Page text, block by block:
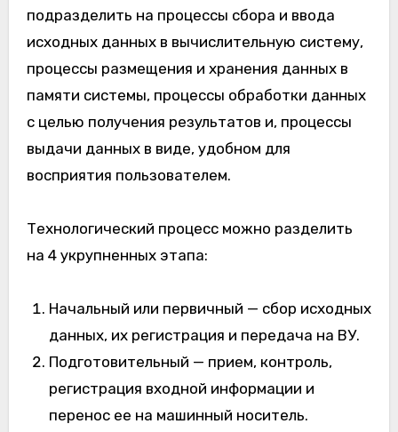
подразделить на процессы сбора и ввода
исходных данных в вычислительную систему,
процессы размещения и хранения данных в
памяти системы, процессы обработки данных
с целью получения результатов и, процессы
выдачи данных в виде, удобном для
восприятия пользователем.
Технологический процесс можно разделить
на 4 укрупненных этапа:
Начальный или первичный — сбор исходных
данных, их регистрация и передача на ВУ.
Подготовительный — прием, контроль,
регистрация входной информации и
перенос ее на машинный носитель.